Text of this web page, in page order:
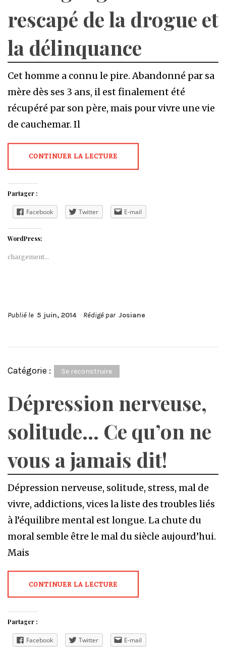
rescapé de la drogue et
la délinquance
Cet homme a connu le pire. Abandonné par sa
mère dès ses 3 ans, il est finalement été
récupéré par son père, mais pour vivre une vie
de cauchemar. Il
CONTINUER LA LECTURE
Partager :
Facebook Twitter E-mail
WordPress:
chargement…
Publié le 5 juin, 2014 Rédigé par Josiane
Catégorie : Se reconstruire
Dépression nerveuse,
solitude… Ce qu’on ne
vous a jamais dit!
Dépression nerveuse, solitude, stress, mal de
vivre, addictions, vices la liste des troubles liés
à l’équilibre mental est longue. La chute du
moral semble être le mal du siècle aujourd’hui.
Mais
CONTINUER LA LECTURE
Partager :
Facebook Twitter E-mail